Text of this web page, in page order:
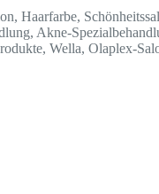
Haarfarbe,
Akne-
Wella, Olaplex-